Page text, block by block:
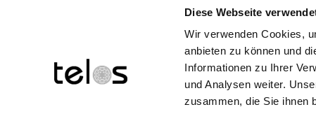
Diese Webseite
Wir verwenden Cookies,
anbieten zu können und
Informationen zu Ihrer
und Analysen weiter.
zusammen, die Sie ihnen
info@telos-marburg.de
(+49) 6421/1717-17
(+49) 6421/1717-20